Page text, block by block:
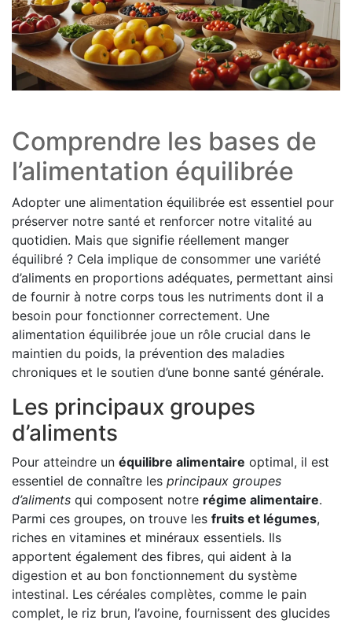
Comprendre les bases de
l’alimentation équilibrée
Adopter une alimentation équilibrée est essentiel pour
préserver notre santé et renforcer notre vitalité au
quotidien. Mais que signifie réellement manger
équilibré ? Cela implique de consommer une variété
d’aliments en proportions adéquates, permettant ainsi
de fournir à notre corps tous les nutriments dont il a
besoin pour fonctionner correctement. Une
alimentation équilibrée joue un rôle crucial dans le
maintien du poids, la prévention des maladies
chroniques et le soutien d’une bonne santé générale.
Les principaux groupes
d’aliments
Pour atteindre un équilibre alimentaire optimal, il est
essentiel de connaître les principaux groupes
d’aliments qui composent notre régime alimentaire.
Parmi ces groupes, on trouve les fruits et légumes,
riches en vitamines et minéraux essentiels. Ils
apportent également des fibres, qui aident à la
digestion et au bon fonctionnement du système
intestinal. Les céréales complètes, comme le pain
complet, le riz brun, l’avoine, fournissent des glucides